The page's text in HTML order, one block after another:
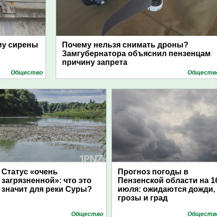
сирены
Общество
Почему нельзя снимать дроны?
Замгубернатора объяснил пензенцам
причину запрета
Статус «очень
загрязненной»: что это
значит для реки Суры?
Общество
Прогноз погоды в
Пензенской области на
июля: ожидаются дожди,
грозы и град